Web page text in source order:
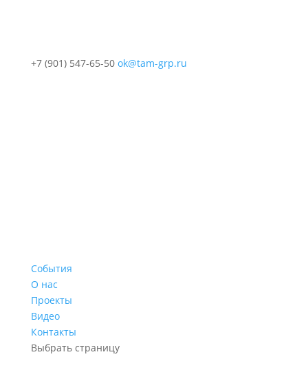
+7 (901) 547-65-50 ok@tam-grp.ru
События
О нас
Проекты
Видео
Контакты
Выбрать страницу